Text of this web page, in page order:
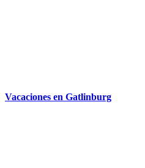
Vacaciones en Gatlinburg